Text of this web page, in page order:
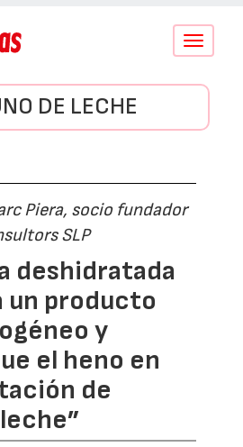
Conmutar
DE LECHE
Piera, socio fundador
SLP
deshidratada
un producto
y
el heno en
de